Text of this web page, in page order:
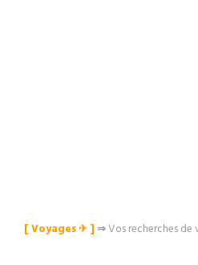
[ Voyages ✈︎ ]⇒Vos recherches de